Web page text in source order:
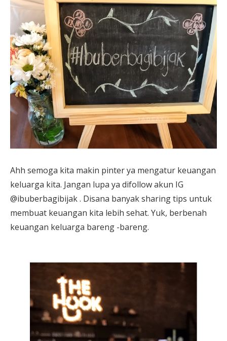
Ahh semoga kita makin pinter ya mengatur keuangan
keluarga kita. Jangan lupa ya difollow akun IG
@ibuberbagibijak . Disana banyak sharing tips untuk
membuat keuangan kita lebih sehat. Yuk, berbenah
keuangan keluarga bareng -bareng.